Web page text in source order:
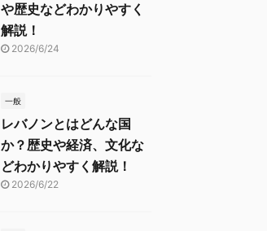
や歴史などわかりやすく
解説！
2026/6/24
一般
レバノンとはどんな国
か？歴史や経済、文化な
どわかりやすく解説！
2026/6/22